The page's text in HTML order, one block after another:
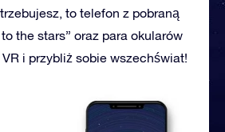
to telefon z pobraną
the stars” oraz para okularów
VR i przybliż sobie wszechświat!